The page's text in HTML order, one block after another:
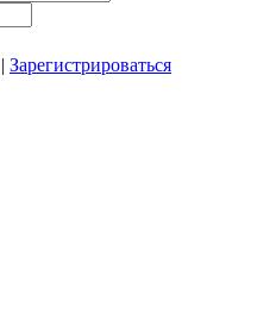
| Зарегистрироваться